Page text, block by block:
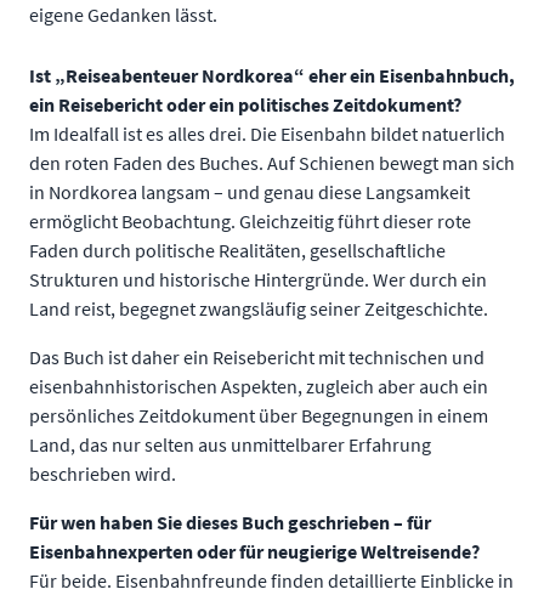
eigene Gedanken lässt.
Ist „Reiseabenteuer Nordkorea“ eher ein Eisenbahnbuch,
ein Reisebericht oder ein politisches Zeitdokument?
Im Idealfall ist es alles drei. Die Eisenbahn bildet natuerlich
den roten Faden des Buches. Auf Schienen bewegt man sich
in Nordkorea langsam – und genau diese Langsamkeit
ermöglicht Beobachtung. Gleichzeitig führt dieser rote
Faden durch politische Realitäten, gesellschaftliche
Strukturen und historische Hintergründe. Wer durch ein
Land reist, begegnet zwangsläufig seiner Zeitgeschichte.
Das Buch ist daher ein Reisebericht mit technischen und
eisenbahnhistorischen Aspekten, zugleich aber auch ein
persönliches Zeitdokument über Begegnungen in einem
Land, das nur selten aus unmittelbarer Erfahrung
beschrieben wird.
Für wen haben Sie dieses Buch geschrieben – für
Eisenbahnexperten oder für neugierige Weltreisende?
Für beide. Eisenbahnfreunde finden detaillierte Einblicke in